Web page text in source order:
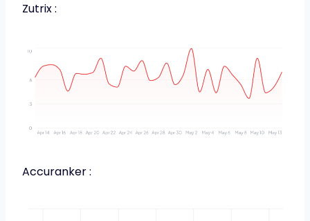
Zutrix :
Accuranker :